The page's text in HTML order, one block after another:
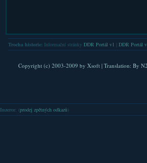
Trocha historie: Informační stránky DDR Portál v1 DDR Portál
Copyright (c) 2003-2009 by Xsoft| Translation: By
Inzerce: (prodej zpětných odkazů )